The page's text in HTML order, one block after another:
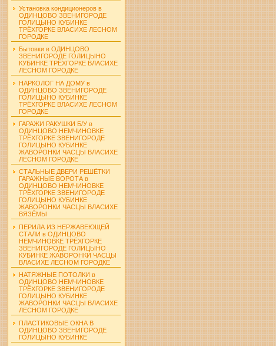
Установка кондиционеров в
ОДИНЦОВО ЗВЕНИГОРОДЕ
ГОЛИЦЫНО КУБИНКЕ
ТРЁХГОРКЕ ВЛАСИХЕ ЛЕСНОМ
ГОРОДКЕ
Бытовки в ОДИНЦОВО
ЗВЕНИГОРОДЕ ГОЛИЦЫНО
КУБИНКЕ ТРЁХГОРКЕ ВЛАСИХЕ
ЛЕСНОМ ГОРОДКЕ
НАРКОЛОГ НА ДОМУ в
ОДИНЦОВО ЗВЕНИГОРОДЕ
ГОЛИЦЫНО КУБИНКЕ
ТРЁХГОРКЕ ВЛАСИХЕ ЛЕСНОМ
ГОРОДКЕ
ГАРАЖИ РАКУШКИ Б/У в
ОДИНЦОВО НЕМЧИНОВКЕ
ТРЁХГОРКЕ ЗВЕНИГОРОДЕ
ГОЛИЦЫНО КУБИНКЕ
ЖАВОРОНКИ ЧАСЦЫ ВЛАСИХЕ
ЛЕСНОМ ГОРОДКЕ
СТАЛЬНЫЕ ДВЕРИ РЕШЁТКИ
ГАРАЖНЫЕ ВОРОТА в
ОДИНЦОВО НЕМЧИНОВКЕ
ТРЁХГОРКЕ ЗВЕНИГОРОДЕ
ГОЛИЦЫНО КУБИНКЕ
ЖАВОРОНКИ ЧАСЦЫ ВЛАСИХЕ
ВЯЗЁМЫ
ПЕРИЛА ИЗ НЕРЖАВЕЮЩЕЙ
СТАЛИ в ОДИНЦОВО
НЕМЧИНОВКЕ ТРЁХГОРКЕ
ЗВЕНИГОРОДЕ ГОЛИЦЫНО
КУБИНКЕ ЖАВОРОНКИ ЧАСЦЫ
ВЛАСИХЕ ЛЕСНОМ ГОРОДКЕ
НАТЯЖНЫЕ ПОТОЛКИ в
ОДИНЦОВО НЕМЧИНОВКЕ
ТРЁХГОРКЕ ЗВЕНИГОРОДЕ
ГОЛИЦЫНО КУБИНКЕ
ЖАВОРОНКИ ЧАСЦЫ ВЛАСИХЕ
ЛЕСНОМ ГОРОДКЕ
ПЛАСТИКОВЫЕ ОКНА В
ОДИНЦОВО ЗВЕНИГОРОДЕ
ГОЛИЦЫНО КУБИНКЕ